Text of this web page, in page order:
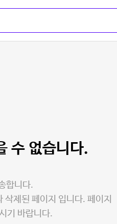
수 없습니다.
합니다.
제된 페이지 입니다. 페이지
기 바랍니다.